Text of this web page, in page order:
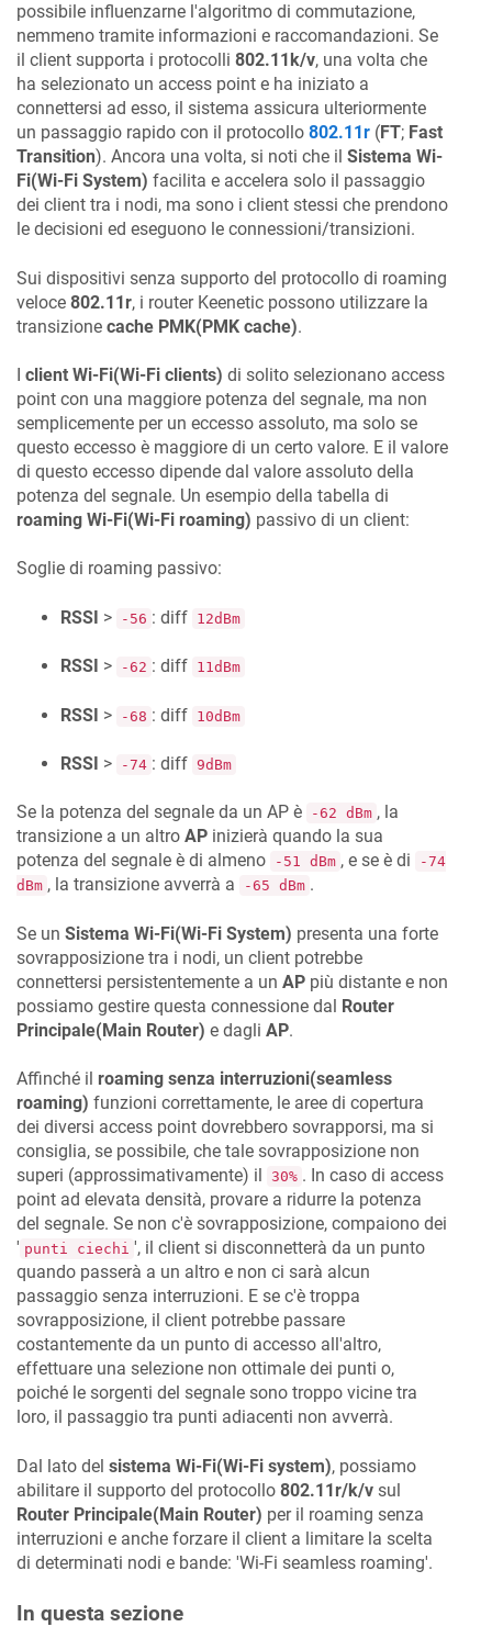
possibile influenzarne l'algoritmo di commutazione,
nemmeno tramite informazioni e raccomandazioni. Se
il client supporta i protocolli 802.11k/v, una volta che
ha selezionato un access point e ha iniziato a
connettersi ad esso, il sistema assicura ulteriormente
un passaggio rapido con il protocollo 802.11r (FT; Fast
Transition). Ancora una volta, si noti che il Sistema Wi-
Fi(Wi-Fi System) facilita e accelera solo il passaggio
dei client tra i nodi, ma sono i client stessi che prendono
le decisioni ed eseguono le connessioni/transizioni.
Sui dispositivi senza supporto del protocollo di roaming
veloce 802.11r, i router Keenetic possono utilizzare la
transizione cache PMK(PMK cache).
I client Wi-Fi(Wi-Fi clients) di solito selezionano access
point con una maggiore potenza del segnale, ma non
semplicemente per un eccesso assoluto, ma solo se
questo eccesso è maggiore di un certo valore. E il valore
di questo eccesso dipende dal valore assoluto della
potenza del segnale. Un esempio della tabella di
roaming Wi-Fi(Wi-Fi roaming) passivo di un client:
Soglie di roaming passivo:
RSSI > -56 : diff 12dBm
RSSI > -62 : diff 11dBm
RSSI > -68 : diff 10dBm
RSSI > -74 : diff 9dBm
Se la potenza del segnale da un AP è -62 dBm , la
transizione a un altro AP inizierà quando la sua
potenza del segnale è di almeno
-51 dBm , e se è di
-74
dBm , la transizione avverrà a -65 dBm .
Se un Sistema Wi-Fi(Wi-Fi System) presenta una forte
sovrapposizione tra i nodi, un client potrebbe
connettersi persistentemente a un AP più distante e non
possiamo gestire questa connessione dal Router
Principale(Main Router) e dagli AP.
Affinché il roaming senza interruzioni(seamless
roaming) funzioni correttamente, le aree di copertura
dei diversi access point dovrebbero sovrapporsi, ma si
consiglia, se possibile, che tale sovrapposizione non
superi (approssimativamente) il 30% . In caso di access
point ad elevata densità, provare a ridurre la potenza
del segnale. Se non c'è sovrapposizione, compaiono dei
' punti ciechi ', il client si disconnetterà da un punto
quando passerà a un altro e non ci sarà alcun
passaggio senza interruzioni. E se c'è troppa
sovrapposizione, il client potrebbe passare
costantemente da un punto di accesso all'altro,
effettuare una selezione non ottimale dei punti o,
poiché le sorgenti del segnale sono troppo vicine tra
loro, il passaggio tra punti adiacenti non avverrà.
Dal lato del sistema Wi-Fi(Wi-Fi system), possiamo
abilitare il supporto del protocollo 802.11r/k/v sul
Router Principale(Main Router) per il roaming senza
interruzioni e anche forzare il client a limitare la scelta
di determinati nodi e bande: 'Wi-Fi seamless roaming'.
In questa sezione